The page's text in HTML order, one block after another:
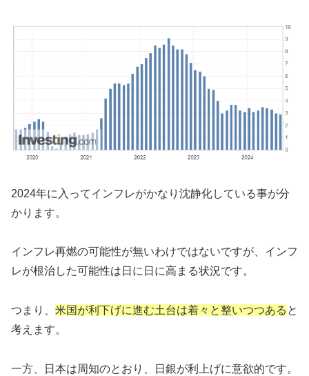
2024年に入ってインフレがかなり沈静化している事が分
かります。
インフレ再燃の可能性が無いわけではないですが、インフ
レが根治した可能性は日に日に高まる状況です。
つまり、 米国が利下げに進む土台は着々と整いつつある と
考えます。
一方、日本は周知のとおり、日銀が利上げに意欲的です。